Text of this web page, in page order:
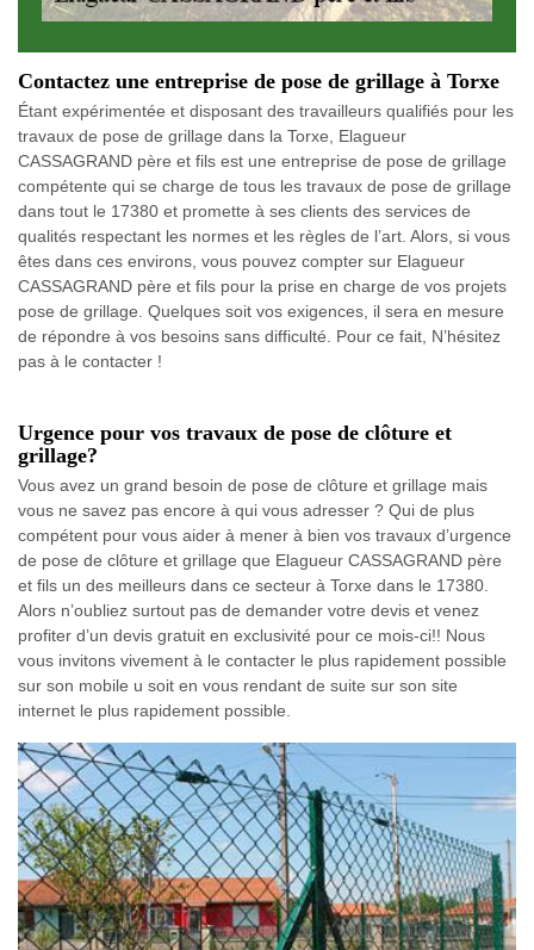
Contactez une entreprise de pose de grillage à Torxe
Étant expérimentée et disposant des travailleurs qualifiés pour les
travaux de pose de grillage dans la Torxe, Elagueur
CASSAGRAND père et fils est une entreprise de pose de grillage
compétente qui se charge de tous les travaux de pose de grillage
dans tout le 17380 et promette à ses clients des services de
qualités respectant les normes et les règles de l’art. Alors, si vous
êtes dans ces environs, vous pouvez compter sur Elagueur
CASSAGRAND père et fils pour la prise en charge de vos projets
pose de grillage. Quelques soit vos exigences, il sera en mesure
de répondre à vos besoins sans difficulté. Pour ce fait, N’hésitez
pas à le contacter !
Urgence pour vos travaux de pose de clôture et
grillage?
Vous avez un grand besoin de pose de clôture et grillage mais
vous ne savez pas encore à qui vous adresser ? Qui de plus
compétent pour vous aider à mener à bien vos travaux d’urgence
de pose de clôture et grillage que Elagueur CASSAGRAND père
et fils un des meilleurs dans ce secteur à Torxe dans le 17380.
Alors n’oubliez surtout pas de demander votre devis et venez
profiter d’un devis gratuit en exclusivité pour ce mois-ci!! Nous
vous invitons vivement à le contacter le plus rapidement possible
sur son mobile u soit en vous rendant de suite sur son site
internet le plus rapidement possible.